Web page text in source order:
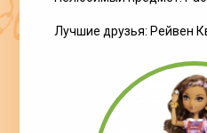
Лучшие друзья: Рейвен